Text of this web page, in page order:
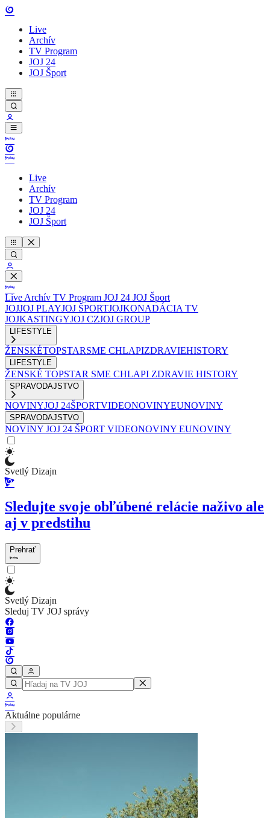
Live
Archív
TV Program
JOJ 24
JOJ Šport
Live
Archív
TV Program
JOJ 24
JOJ Šport
Live Archív TV Program JOJ 24 JOJ Šport
JOJJOJ PLAYJOJ ŠPORTJOJKONADÁCIA TV
JOJKASTINGYJOJ CZJOJ GROUP
LIFESTYLE
ŽENSKÉTOPSTARSME CHLAPIZDRAVIEHISTORY
LIFESTYLE
ŽENSKÉ TOPSTAR SME CHLAPI ZDRAVIE HISTORY
SPRAVODAJSTVO
NOVINYJOJ 24ŠPORTVIDEONOVINYEUNOVINY
SPRAVODAJSTVO
NOVINY JOJ 24 ŠPORT VIDEONOVINY EUNOVINY
Svetlý Dizajn
Sledujte svoje obľúbené relácie naživo ale
aj v predstihu
Prehrať
Svetlý Dizajn
Sleduj TV JOJ správy
Aktuálne populárne